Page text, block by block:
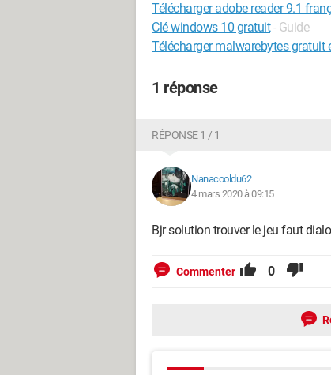
Télécharger adobe reader 9.1
Clé windows 10 gratuit - Guide
Télécharger malwarebytes gratuit
1 réponse
RÉPONSE 1 / 1
Nanacooldu62
4 mars 2020 à 09:15
Bjr solution trouver le jeu faut
Commenter 0